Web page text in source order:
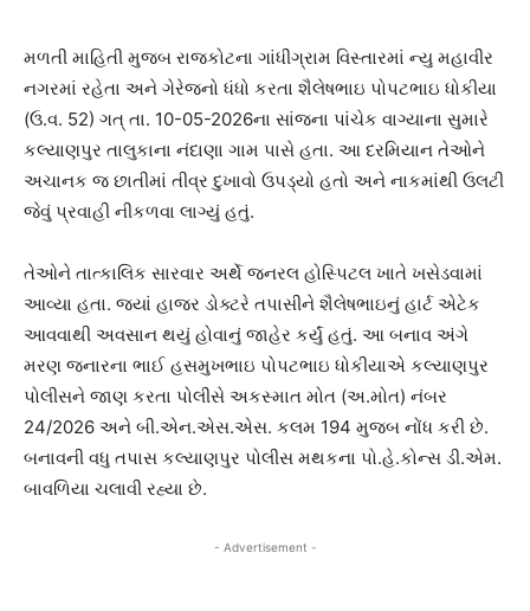
મળતી માહિતી મુજબ રાજકોટના ગાંધીગ્રામ વિસ્તારમાં ન્યુ મહાવીર
નગરમાં રહેતા અને ગેરેજનો ધંધો કરતા શૈલેષભાઇ પોપટભાઇ ધોકીયા
(ઉ.વ. 52) ગત્ તા. 10-05-2026ના સાંજના પાંચેક વાગ્યાના સુમારે
કલ્યાણપુર તાલુકાના નંદાણા ગામ પાસે હતા. આ દરમિયાન તેઓને
અચાનક જ છાતીમાં તીવ્ર દુખાવો ઉપડ્યો હતો અને નાકમાંથી ઉલટી
જેવું પ્રવાહી નીકળવા લાગ્યું હતું.
તેઓને તાત્કાલિક સારવાર અર્થે જનરલ હોસ્પિટલ ખાતે ખસેડવામાં
આવ્યા હતા. જ્યાં હાજર ડોક્ટરે તપાસીને શૈલેષભાઇનું હાર્ટ એટેક
આવવાથી અવસાન થયું હોવાનું જાહેર કર્યું હતું. આ બનાવ અંગે
મરણ જનારના ભાઈ હસમુખભાઇ પોપટભાઇ ધોકીયાએ કલ્યાણપુર
પોલીસને જાણ કરતા પોલીસે અકસ્માત મોત (અ.મોત) નંબર
24/2026 અને બી.એન.એસ.એસ. કલમ 194 મુજબ નોંધ કરી છે.
બનાવની વધુ તપાસ કલ્યાણપુર પોલીસ મથકના પો.હે.કોન્સ ડી.એમ.
બાવળિયા ચલાવી રહ્યા છે.
- Advertisement -